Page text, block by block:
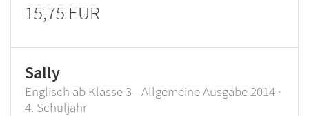
15,75 EUR
Sally
Englisch ab Klasse 3 - Allgemeine Ausgabe 2014 ·
4. Schuljahr